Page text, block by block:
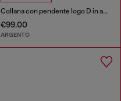
Collana con pendente logo D in acciaio
€99.00
ARGENTO